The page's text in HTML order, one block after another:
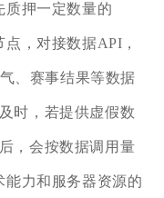
质押一定数量的
，对接数据API，
、赛事结果等数据
时，若提供虚假数
，会按数据调用量
力和服务器资源的